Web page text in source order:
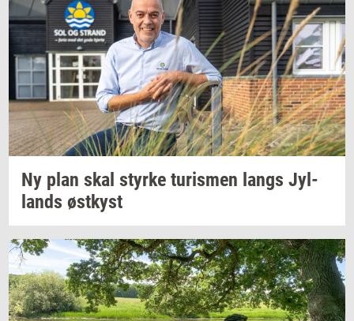
Ny plan skal styr­ke turis­men langs Jyl­
lands øst­kyst